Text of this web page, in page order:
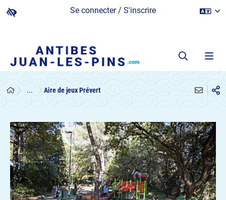
Se connecter / S'inscrire
... Aire de jeux Prévert